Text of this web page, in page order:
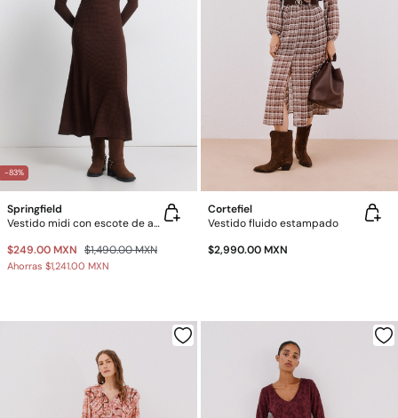
-83%
Springfield
Vestido midi con escote de abalorio
$249.00 MXN $1,490.00 MXN
Ahorras $1,241.00 MXN
Cortefiel
Vestido fluido estampado
$2,990.00 MXN